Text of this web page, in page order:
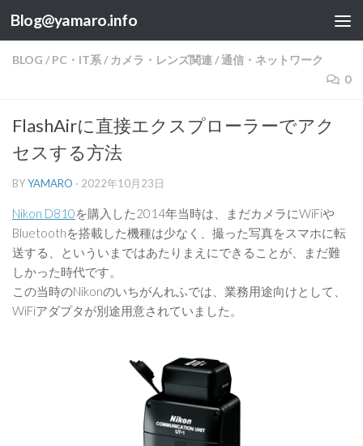
コンテンツへスキップ
Blog@yamaro.info
BLOG / PC・IT系/ カメラ・レンズ関連/通信・ネットワーク
0
FlashAirに直接エクスプローラーでアク
セスする方法
BYYAMARO · 2022年10月23日
Nikon D810を購入した2014年当時は、まだカメラにWiFiや
Bluetoothを搭載した機種は少なく、撮った写真をスマホに転
送する、といういまではあたりまえにできることが、まだ難
しかった時代です。
この当時のNikonのいちがんれふでは、業務用途向けとして、
WiFiアダプタが別途用意されていました。